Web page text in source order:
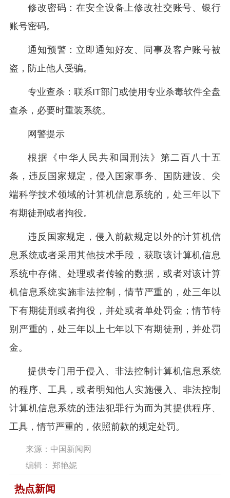
修改密码：在安全设备上修改社交账号、银行
账号密码。
通知预警：立即通知好友、同事及客户账号被
盗，防止他人受骗。
专业查杀：联系IT部门或使用专业杀毒软件全盘
查杀，必要时重装系统。
网警提示
根据《中华人民共和国刑法》第二百八十五
条，违反国家规定，侵入国家事务、国防建设、尖
端科学技术领域的计算机信息系统的，处三年以下
有期徒刑或者拘役。
违反国家规定，侵入前款规定以外的计算机信
息系统或者采用其他技术手段，获取该计算机信息
系统中存储、处理或者传输的数据，或者对该计算
机信息系统实施非法控制，情节严重的，处三年以
下有期徒刑或者拘役，并处或者单处罚金；情节特
别严重的，处三年以上七年以下有期徒刑，并处罚
金。
提供专门用于侵入、非法控制计算机信息系统
的程序、工具，或者明知他人实施侵入、非法控制
计算机信息系统的违法犯罪行为而为其提供程序、
工具，情节严重的，依照前款的规定处罚。
来源：中国新闻网
编辑： 郑艳妮
热点新闻